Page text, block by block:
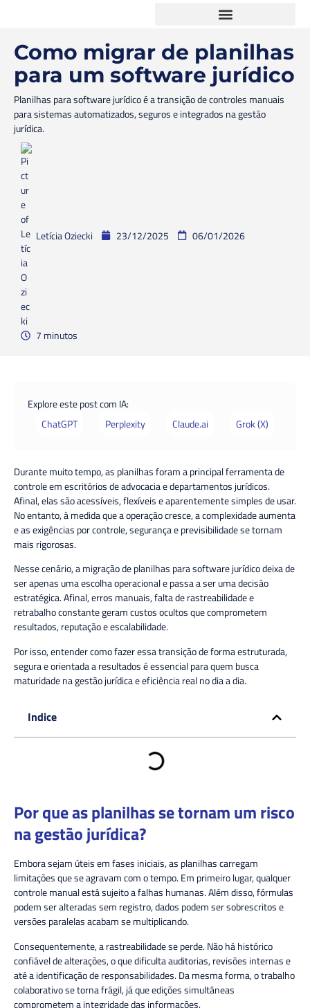
Como migrar de planilhas
para um software jurídico
Planilhas para software jurídico é a transição de controles manuais
para sistemas automatizados, seguros e integrados na gestão
jurídica.
Letícia Oziecki 23/12/2025 06/01/2026
7 minutos
Explore este post com IA:
ChatGPT
Perplexity Claude.ai Grok (X)
Durante muito tempo, as planilhas foram a principal ferramenta de
controle em escritórios de advocacia e departamentos jurídicos.
Afinal, elas são acessíveis, flexíveis e aparentemente simples de usar.
No entanto, à medida que a operação cresce, a complexidade aumenta
e as exigências por controle, segurança e previsibilidade se tornam
mais rigorosas.
Nesse cenário, a migração deplanilhas para software jurídicodeixa de
ser apenas uma escolha operacional e passa a ser uma decisão
estratégica. Afinal, erros manuais, falta de rastreabilidade e
retrabalho constante geram custos ocultos que comprometem
resultados, reputação e escalabilidade.
Por isso, entender como fazer essa transição de forma estruturada,
segura e orientada a resultados é essencial para quem busca
maturidade na gestão jurídica e eficiência real no dia a dia.
Indice
Por que as planilhas se tornam um risco
na gestão jurídica?
Embora sejam úteis em fases iniciais, as planilhas carregam
limitações que se agravam com o tempo. Em primeiro lugar, qualquer
controle manual está sujeito a falhas humanas. Além disso, fórmulas
podem ser alteradas sem registro, dados podem ser sobrescritos e
versões paralelas acabam se multiplicando.
Consequentemente, a rastreabilidade se perde. Não há histórico
confiável de alterações, o que dificulta auditorias, revisões internas e
até a identificação de responsabilidades. Da mesma forma, o trabalho
colaborativo se torna frágil, já que edições simultâneas
comprometem a integridade das informações.